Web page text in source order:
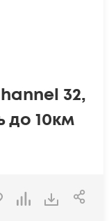
32,
до 10км